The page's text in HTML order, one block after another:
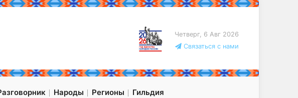
Четверг, 6 Авг 2026
Связаться с нами
Народы Регионы Гильдия